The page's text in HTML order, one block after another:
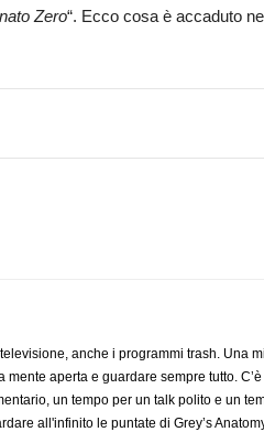
Zero“. Ecco cosa è accaduto
anche i programmi trash. Una
aperta e guardare sempre tutto.
un tempo per un talk polito e un
all'infinito le puntate di Grey’s